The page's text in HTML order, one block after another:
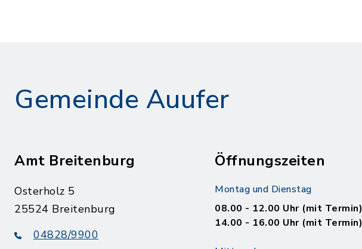
Gemeinde Auufer
Amt Breitenburg
Osterholz 5
25524 Breitenburg
04828/9900
Öffnungszeiten
Montag und Dienstag
08.00 - 12.00 Uhr (mit Termin)
14.00 - 16.00 Uhr (mit Termin)